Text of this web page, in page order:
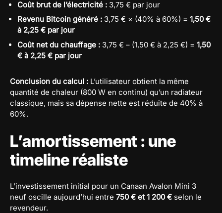
Coût brut de l’électricité : 3,75 € par jour
Revenu Bitcoin généré : 3,75 € × (40% à 60%) = 1,50 €
à 2,25 € par jour
Coût net du chauffage : 3,75 € – (1,50 € à 2,25 €) = 1,50
€ à 2,25 € par jour
Conclusion du calcul : L’utilisateur obtient la même
quantité de chaleur (800 W en continu) qu’un radiateur
classique, mais sa dépense nette est réduite de 40% à
60%.
L’amortissement : une
timeline réaliste
L’investissement initial pour un Canaan Avalon Mini 3
neuf oscille aujourd’hui entre 750 € et 1 200 € selon le
revendeur.